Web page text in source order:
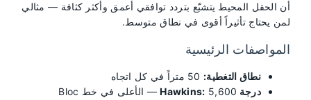
أن الحقل المحيط يتشبّع بتردد توافقي أعمق وأكثر كثافة — مثالي
لمن يحتاج تأثيراً أقوى في نطاق متوسط.
المواصفات الرئيسية
نطاق التغطية:
درجة Hawkins: 5,600 — الأعلى في خط Bloc